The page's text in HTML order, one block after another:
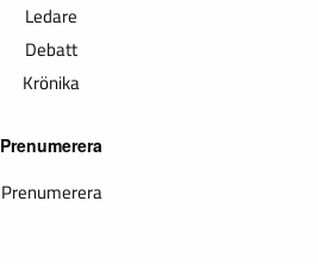
Ledare
Debatt
Krönika
Prenumerera
Prenumerera